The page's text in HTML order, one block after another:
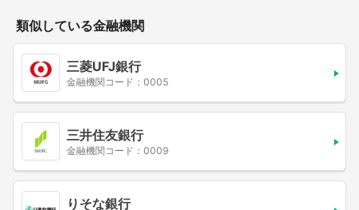
類似している金融機関
三菱UFJ銀行
金融機関コード：0005
三井住友銀行
金融機関コード：0009
りそな銀行